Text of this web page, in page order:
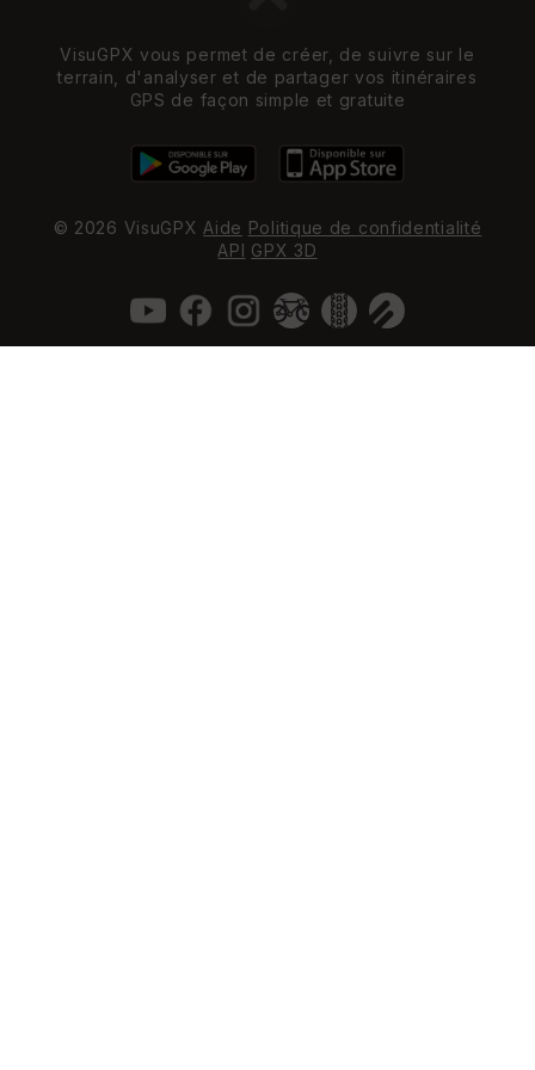
VisuGPX vous permet de créer, de suivre sur le
terrain, d'analyser et de partager vos itinéraires
GPS de façon simple et gratuite
© 2026 VisuGPX Aide Politique de confidentialité
API GPX 3D